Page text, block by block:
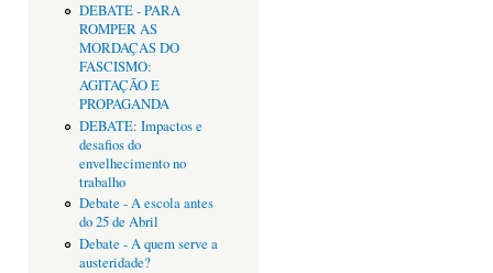
DEBATE - PARA
ROMPER AS
MORDAÇAS DO
FASCISMO:
AGITAÇÃO E
PROPAGANDA
DEBATE: Impactos e
desafios do
envelhecimento no
trabalho
Debate - A escola antes
do 25 de Abril
Debate - A quem serve a
austeridade?